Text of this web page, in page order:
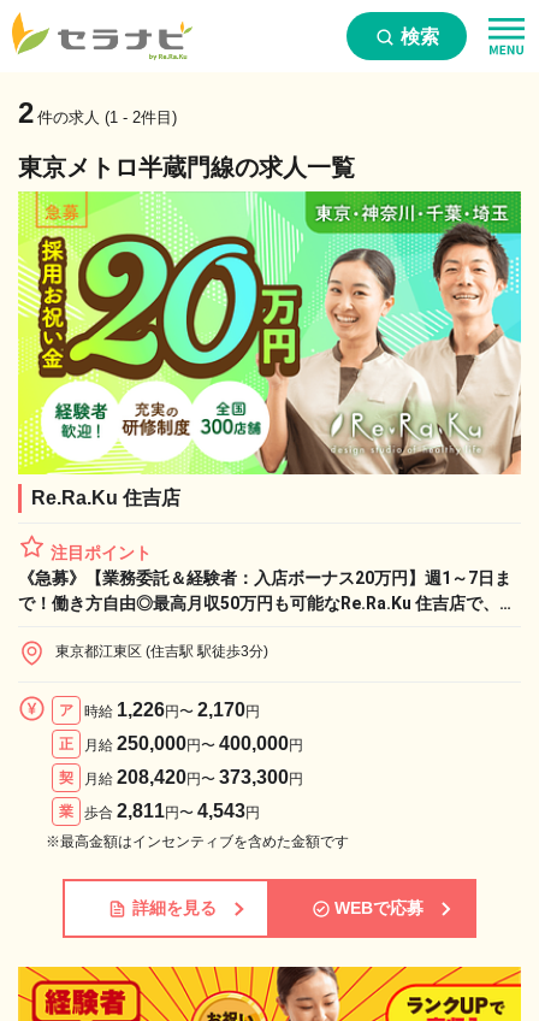
検索
2 件の求人 (1 - 2件目)
東京メトロ半蔵門線の求人一覧
Re.Ra.Ku 住吉店
注目ポイント
《急募》【業務委託＆経験者：入店ボーナス20万円】週1～7日ま
で！働き方自由◎最高月収50万円も可能なRe.Ra.Ku 住吉店で、憧
東京都江東区 (住吉駅 駅徒歩3分)
ア 時給 1,226円〜 2,170円
正
月給 250,000円〜 400,000円
契
月給 208,420円〜 373,300円
業
歩合 2,811円〜 4,543円
※最高金額はインセンティブを含めた金額です
詳細を見る WEBで応募